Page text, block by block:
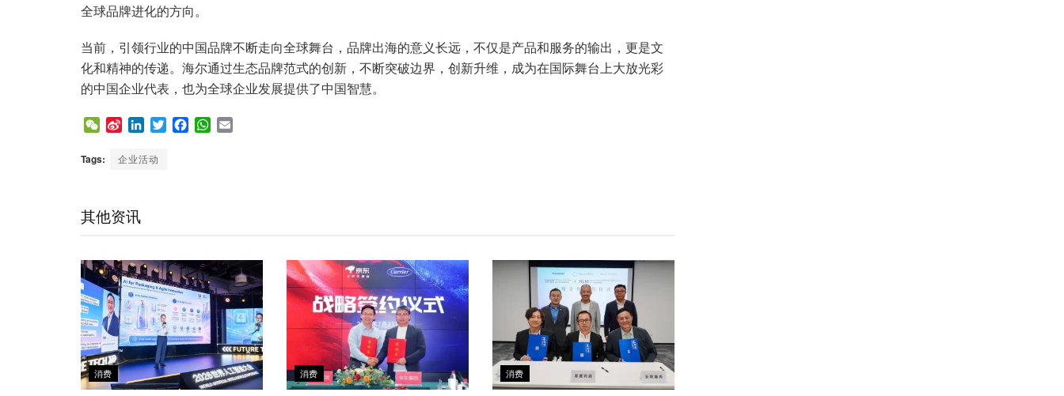
全球品牌进化的方向。
当前，引领行业的中国品牌不断走向全球舞台，品牌出海的意义长远，不仅是产品和服务的输出，更是文
化和精神的传递。海尔通过生态品牌范式的创新，不断突破边界，创新升维，成为在国际舞台上大放光彩
的中国企业代表，也为全球企业发展提供了中国智慧。
W
C
S
n
i
L
n
T
F
W
Tags: 企业活动
其他资讯
消费 消费 消费